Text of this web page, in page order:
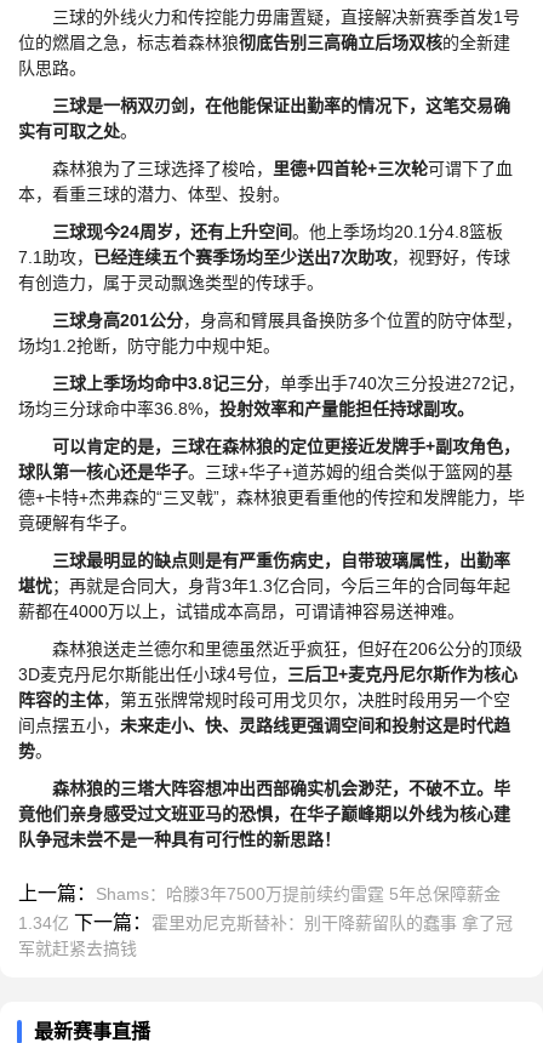
三球的外线火力和传控能力毋庸置疑，直接解决新赛季首发1号
位的燃眉之急，标志着森林狼彻底告别三高确立后场双核的全新建
队思路。
三球是一柄双刃剑，在他能保证出勤率的情况下，这笔交易确
实有可取之处。
森林狼为了三球选择了梭哈， 里德+四首轮+三次轮可谓下了血
本，看重三球的潜力、体型、投射。
三球现今24周岁，还有上升空间。他上季场均20.1分4.8篮板
7.1助攻， 已经连续五个赛季场均至少送出7次助攻，视野好，传球
有创造力，属于灵动飘逸类型的传球手。
三球身高201公分，身高和臂展具备换防多个位置的防守体型，
场均1.2抢断，防守能力中规中矩。
三球上季场均命中3.8记三分，单季出手740次三分投进272记，
场均三分球命中率36.8%， 投射效率和产量能担任持球副攻。
可以肯定的是，三球在森林狼的定位更接近发牌手+副攻角色，
球队第一核心还是华子。三球+华子+道苏姆的组合类似于篮网的基
德+卡特+杰弗森的“三叉戟”，森林狼更看重他的传控和发牌能力，毕
竟硬解有华子。
三球最明显的缺点则是有严重伤病史，自带玻璃属性，出勤率
堪忧；再就是合同大，身背3年1.3亿合同，今后三年的合同每年起
薪都在4000万以上，试错成本高昂，可谓请神容易送神难。
森林狼送走兰德尔和里德虽然近乎疯狂，但好在206公分的顶级
3D麦克丹尼尔斯能出任小球4号位， 三后卫+麦克丹尼尔斯作为核心
阵容的主体，第五张牌常规时段可用戈贝尔，决胜时段用另一个空
间点摆五小， 未来走小、快、灵路线更强调空间和投射这是时代趋
势。
森林狼的三塔大阵容想冲出西部确实机会渺茫，不破不立。毕
竟他们亲身感受过文班亚马的恐惧，在华子巅峰期以外线为核心建
队争冠未尝不是一种具有可行性的新思路！
上一篇： Shams：哈滕3年7500万提前续约雷霆 5年总保障薪金
1.34亿 下一篇： 霍里劝尼克斯替补：别干降薪留队的蠢事 拿了冠
军就赶紧去搞钱
最新赛事直播